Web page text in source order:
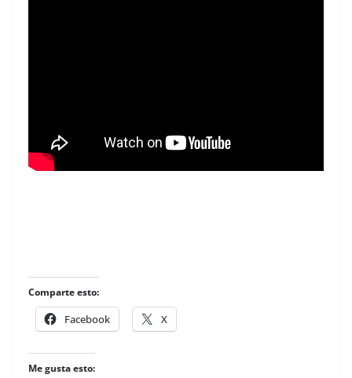
Comparte esto:
Facebook X
Me gusta esto: